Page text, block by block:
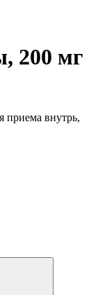
200 мг
приема внутрь,